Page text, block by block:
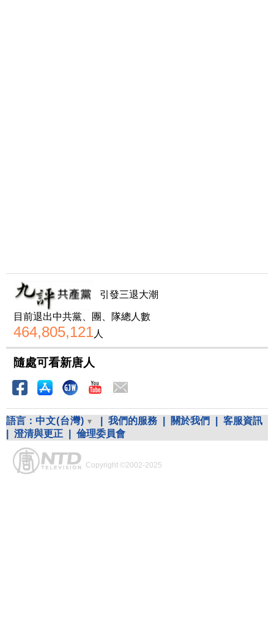
引發三退大潮
目前退出中共黨、團、隊總人數
464,805,121人
隨處可看新唐人
語言： 中文(台灣) 我們的服務 關於我們
客服資訊
澄清與更正 倫理委員會
Copyright ©2002-2025